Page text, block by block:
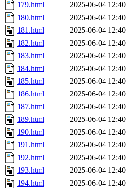
179.html
2025-06-04 12:40
180.html
2025-06-04 12:40
181.html
2025-06-04 12:40
182.html
2025-06-04 12:40
183.html
2025-06-04 12:40
184.html
2025-06-04 12:40
185.html
2025-06-04 12:40
186.html
2025-06-04 12:40
187.html
2025-06-04 12:40
189.html
2025-06-04 12:40
190.html
2025-06-04 12:40
191.html
2025-06-04 12:40
192.html
2025-06-04 12:40
193.html
2025-06-04 12:40
194.html
2025-06-04 12:40